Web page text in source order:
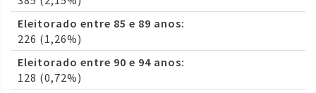
Eleitorado entre 85 e 89 anos:
226 (1,26%)
Eleitorado entre 90 e 94 anos:
128 (0,72%)